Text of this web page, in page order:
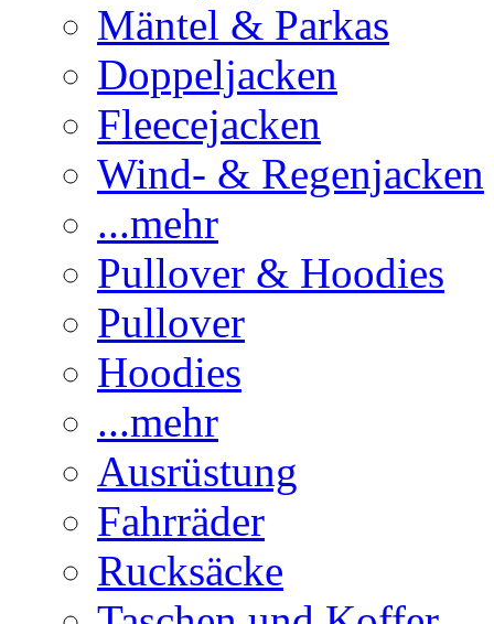
Mäntel & Parkas
Doppeljacken
Fleecejacken
Wind- & Regenjacken
...mehr
Pullover & Hoodies
Pullover
Hoodies
...mehr
Ausrüstung
Fahrräder
Rucksäcke